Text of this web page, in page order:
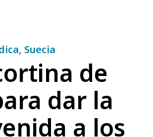
de
dar la
a los
Suecia